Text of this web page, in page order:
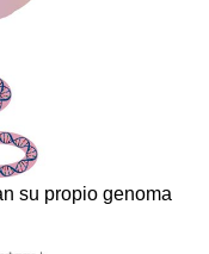
su propio genoma